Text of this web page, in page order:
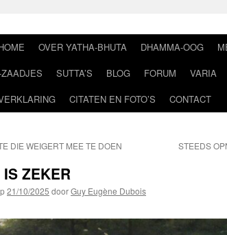
OVER YATHA-BHUTA DHAMMA-OOG
SUTTA’S BLOG FORUM VARIA
CITATEN EN FOTO’S CONTACT
DIE WEIGERT MEE TE DOEN STEEDS
IS ZEKER
21/10/2025 doorGuy Eugène Dubois